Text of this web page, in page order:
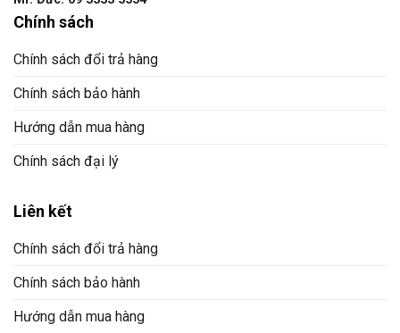
Chính sách
Chính sách đổi trả hàng
Chính sách bảo hành
Hướng dẫn mua hàng
Chính sách đại lý
Liên kết
Chính sách đổi trả hàng
Chính sách bảo hành
Hướng dẫn mua hàng